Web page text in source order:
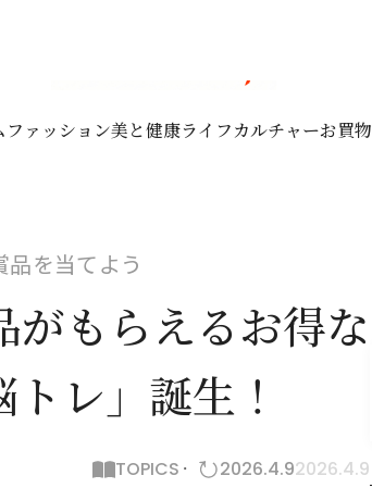
ファッション美と健康ライフカルチャーお買物
を当てよう
がもらえるお得な
レ」誕生！
TOPICS 2026.4.92026.4.9